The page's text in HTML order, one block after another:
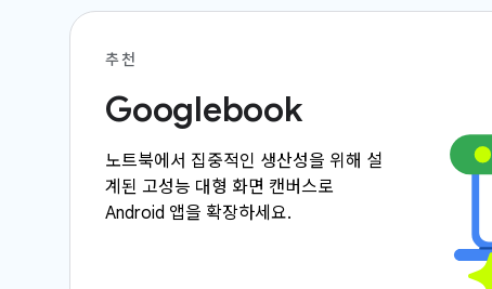
추천
Googlebook
노트북에서 집중적인 생산성을 위해 설
계된 고성능 대형 화면 캔버스로
Android 앱을 확장하세요.